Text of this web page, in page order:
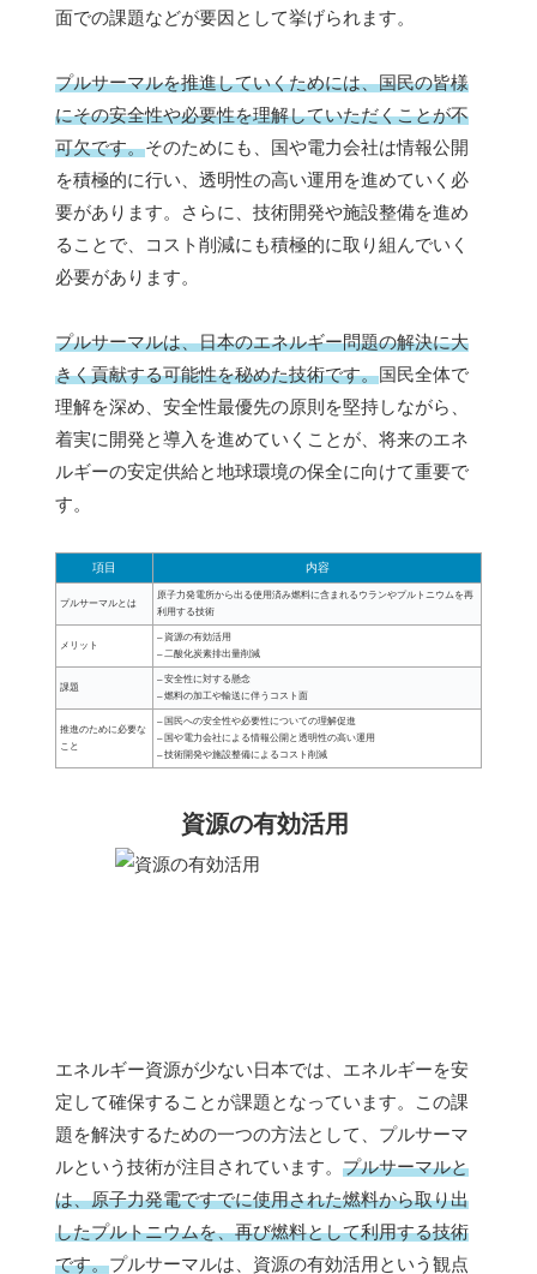
面での課題などが要因として挙げられます。
プルサーマルを推進していくためには、国民の皆様
にその安全性や必要性を理解していただくことが不
可欠です。そのためにも、国や電力会社は情報公開
を積極的に行い、透明性の高い運用を進めていく必
要があります。さらに、技術開発や施設整備を進め
ることで、コスト削減にも積極的に取り組んでいく
必要があります。
プルサーマルは、日本のエネルギー問題の解決に大
きく貢献する可能性を秘めた技術です。国民全体で
理解を深め、安全性最優先の原則を堅持しながら、
着実に開発と導入を進めていくことが、将来のエネ
ルギーの安定供給と地球環境の保全に向けて重要で
す。
項目 内容
プルサーマルとは
原子力発電所から出る使用済み燃料に含まれるウランやプルトニウムを再
利用する技術
メリット
– 資源の有効活用
– 二酸化炭素排出量削減
課題
– 安全性に対する懸念
– 燃料の加工や輸送に伴うコスト面
推進のために必要な
こと
– 国民への安全性や必要性についての理解促進
– 国や電力会社による情報公開と透明性の高い運用
– 技術開発や施設整備によるコスト削減
資源の有効活用
エネルギー資源が少ない日本では、エネルギーを安
定して確保することが課題となっています。この課
題を解決するための一つの方法として、プルサーマ
ルという技術が注目されています。 プルサーマルと
は、原子力発電ですでに使用された燃料から取り出
したプルトニウムを、再び燃料として利用する技術
です。プルサーマルは、資源の有効活用という観点